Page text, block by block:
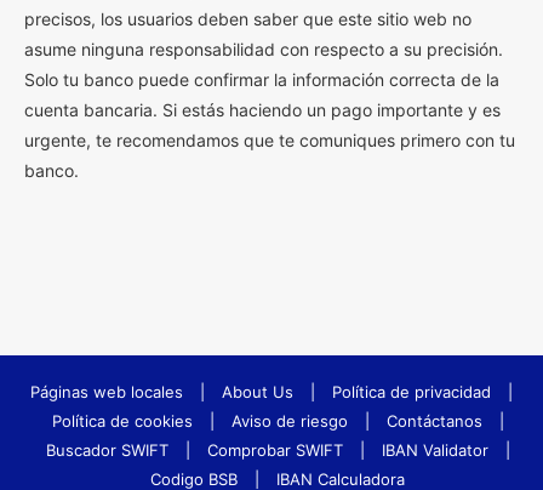
precisos, los usuarios deben saber que este sitio web no
asume ninguna responsabilidad con respecto a su precisión.
Solo tu banco puede confirmar la información correcta de la
cuenta bancaria. Si estás haciendo un pago importante y es
urgente, te recomendamos que te comuniques primero con tu
banco.
Páginas web locales About Us Política de privacidad
Política de cookies
Aviso de riesgo Contáctanos
Buscador SWIFT
Comprobar SWIFT IBAN Validator
Codigo BSB
IBAN Calculadora